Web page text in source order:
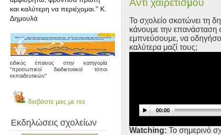
και καλύτερη να περιέχομαι." Κ.
Δημουλά
ειδικός έπαινος στην κατηγορία
"προσωπικοί διαδικτυακοί τόποι
εκπαιδευτικών"
διαβάστε μας με rss
Εκδηλώσεις σχολείων
Το σχολείο σκοτώνει τη
κάνουμε την
εμπνεύσουμε, να
καλύτερα μαζί τους;
00:00
Watching: Το σημερινό